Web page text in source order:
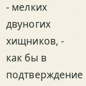
- мелких
двуногих
хищников, -
как бы в
подтверждение